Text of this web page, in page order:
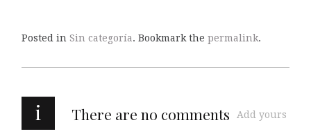
Posted in Sin categoría. Bookmark the permalink.
i There are no comments Add yours